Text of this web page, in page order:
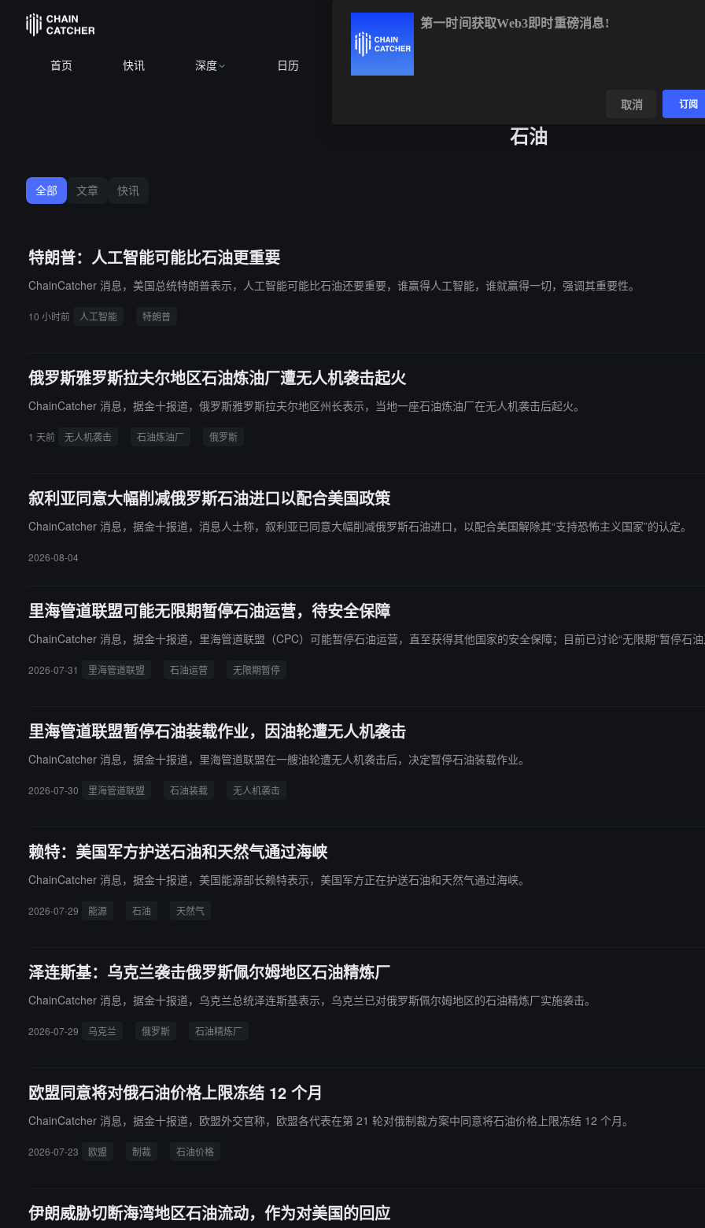
首页 快讯 深度 日历
石油
全部 文章 快讯
特朗普：人工智能可能比石油更重要
ChainCatcher 消息，美国总统特朗普表示，人工智能可能比石油还要重要，谁赢得人工智能，谁就赢得一切，强调其重要性。
10 小时前 人工智能 特朗普
俄罗斯雅罗斯拉夫尔地区石油炼油厂遭无人机袭击起火
ChainCatcher 消息，据金十报道，俄罗斯雅罗斯拉夫尔地区州长表示，当地一座石油炼油厂在无人机袭击后起火。
1 天前 无人机袭击 石油炼油厂 俄罗斯
叙利亚同意大幅削减俄罗斯石油进口以配合美国政策
ChainCatcher 消息，据金十报道，消息人士称，叙利亚已同意大幅削减俄罗斯石油进口，以配合美国解除其“支持恐怖主义国家”的认定。
2026-08-04
里海管道联盟可能无限期暂停石油运营，待安全保障
ChainCatcher 消息，据金十报道，里海管道联盟（CPC）可能暂停石油运营，直至获得其他国家的安全保障；目前已讨论“无限期”暂停石油
2026-07-31 里海管道联盟 石油运营 无限期暂停
里海管道联盟暂停石油装载作业，因油轮遭无人机袭击
ChainCatcher 消息，据金十报道，里海管道联盟在一艘油轮遭无人机袭击后，决定暂停石油装载作业。
2026-07-30 里海管道联盟 石油装载 无人机袭击
赖特：美国军方护送石油和天然气通过海峡
ChainCatcher 消息，据金十报道，美国能源部长赖特表示，美国军方正在护送石油和天然气通过海峡。
2026-07-29 能源 石油 天然气
泽连斯基：乌克兰袭击俄罗斯佩尔姆地区石油精炼厂
ChainCatcher 消息，据金十报道，乌克兰总统泽连斯基表示，乌克兰已对俄罗斯佩尔姆地区的石油精炼厂实施袭击。
2026-07-29 乌克兰 俄罗斯 石油精炼厂
欧盟同意将对俄石油价格上限冻结 12 个月
ChainCatcher 消息，据金十报道，欧盟外交官称，欧盟各代表在第 21 轮对俄制裁方案中同意将石油价格上限冻结 12 个月。
2026-07-23 欧盟 制裁 石油价格
伊朗威胁切断海湾地区石油流动，作为对美国的回应
第一时间获取Web3即时重磅消息!
取消 订阅